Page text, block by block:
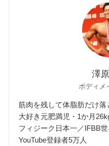
澤
ボディメ
筋肉を残して体脂肪だけ
大好き元肥満児・1か月
フィジーク日本一／IFBB
YouTube登録者5万人